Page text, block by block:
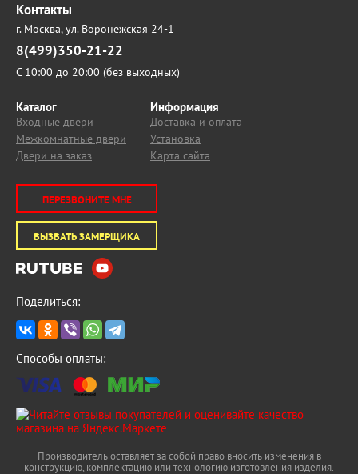
Контакты
г. Москва,ул. Воронежская 24-1
8(499)350-21-22
С 10:00 до 20:00 (без выходных)
Каталог
Входные двери
Межкомнатные двери
Двери на заказ
Информация
Доставка и оплата
Установка
Карта сайта
ПЕРЕЗВОНИТЕ МНЕ
ВЫЗВАТЬ ЗАМЕРЩИКА
Поделиться:
Способы оплаты:
Производитель оставляет за собой право вносить изменения в
конструкцию, комплектацию или технологию изготовления изделия.